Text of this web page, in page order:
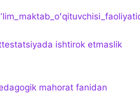
ishtirok etmaslik
mahorat fanidan